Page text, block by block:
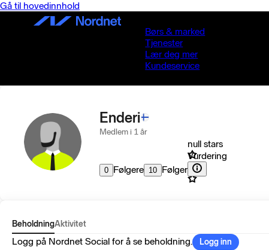
Gå til hovedinnhold
Børs & marked
Tjenester
Lær deg mer
Kundeservice
Enderi
Medlem i 1 år
0 Følgere 10 Følger
null stars
Vurdering
BeholdningAktivitet
Logg på Nordnet Social for å se beholdning. Logg inn